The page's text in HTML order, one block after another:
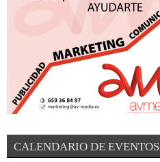
CALENDARIO DE EVENTOS